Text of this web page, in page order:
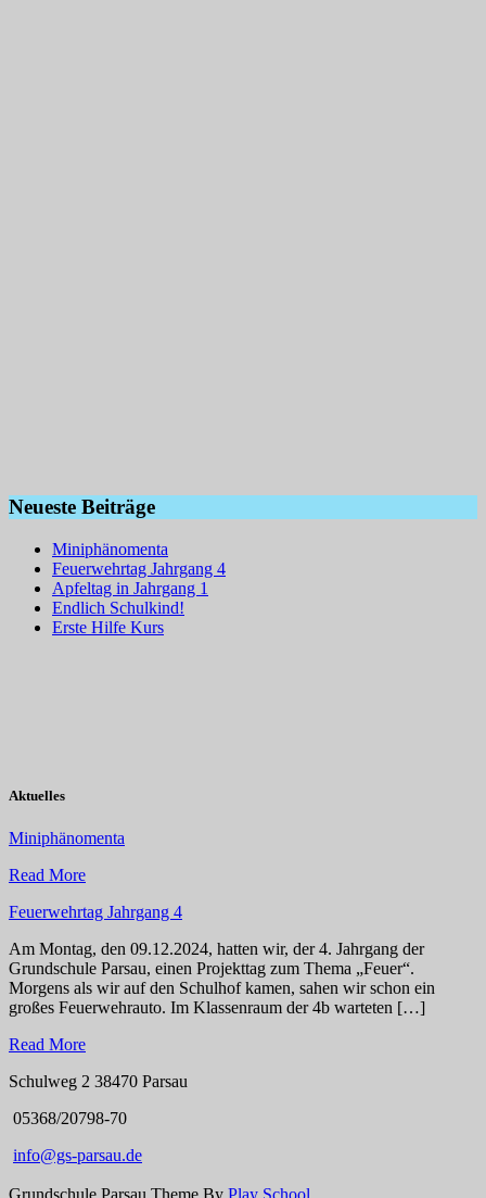
Neueste Beiträge
Miniphänomenta
Feuerwehrtag Jahrgang 4
Apfeltag in Jahrgang 1
Endlich Schulkind!
Erste Hilfe Kurs
Aktuelles
Miniphänomenta
Read More
Feuerwehrtag Jahrgang 4
Am Montag, den 09.12.2024, hatten wir, der 4. Jahrgang der
Grundschule Parsau, einen Projekttag zum Thema „Feuer“.
Morgens als wir auf den Schulhof kamen, sahen wir schon ein
großes Feuerwehrauto. Im Klassenraum der 4b warteten […]
Read More
Schulweg 2 38470 Parsau
05368/20798-70
info@gs-parsau.de